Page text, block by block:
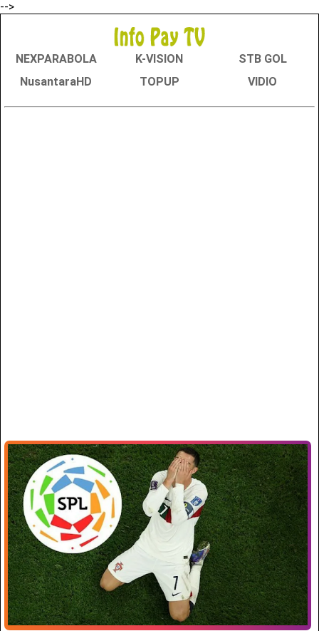
-->
NEXPARABOLA K-VISION
STB GOL
NusantaraHD
TOPUP VIDIO